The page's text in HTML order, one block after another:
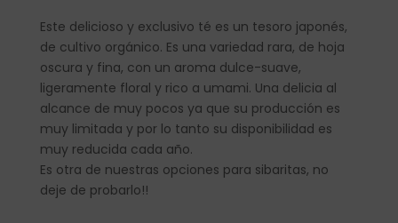
Este delicioso y exclusivo té es un tesoro japonés,
de cultivo orgánico. Es una variedad rara, de hoja
oscura y fina, con un aroma dulce-suave,
ligeramente floral y rico a umami. Una delicia al
alcance de muy pocos ya que su producción es
muy limitada y por lo tanto su disponibilidad es
muy reducida cada año.
Es otra de nuestras opciones para sibaritas, no
deje de probarlo!!